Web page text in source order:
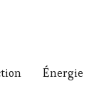
Énergie